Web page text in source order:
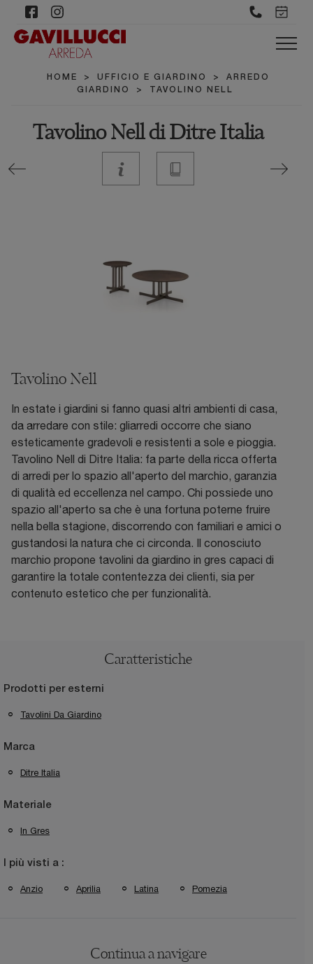
HOME > UFFICIO E GIARDINO >
ARREDO
GIARDINO
> TAVOLINO NELL
Tavolino Nell di Ditre Italia
Tavolino Nell
In estate i giardini si fanno quasi altri ambienti di casa,
da arredare con stile: gliarredi occorre che siano
esteticamente gradevoli e resistenti a sole e pioggia.
Tavolino Nell di Ditre Italia: fa parte della ricca offerta
di arredi per lo spazio all'aperto del marchio, garanzia
di qualità ed eccellenza nel campo. Chi possiede uno
spazio all'aperto sa che è una fortuna poterne fruire
nella bella stagione, discorrendo con familiari e amici o
gustandosi la natura che ci circonda. Il conosciuto
marchio propone tavolini da giardino in gres capaci di
garantire la totale contentezza dei clienti, sia per
contenuto estetico che per funzionalità.
Caratteristiche
Prodotti per esterni
Tavolini Da Giardino
Marca
Ditre Italia
Materiale
In Gres
I più visti a :
Anzio Aprilia Latina Pomezia
Continua a navigare